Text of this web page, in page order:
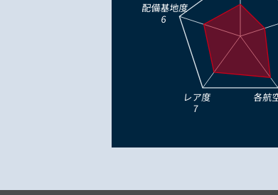
各航
レア度
7
配備基地度
6